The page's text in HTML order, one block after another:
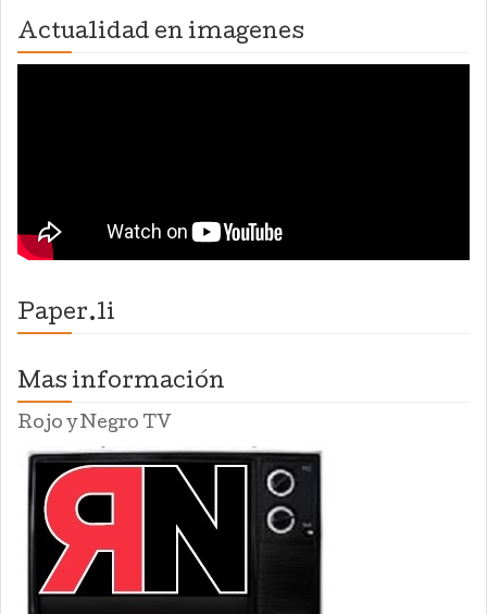
Actualidad en imagenes
Paper.li
Mas información
Rojo y Negro TV